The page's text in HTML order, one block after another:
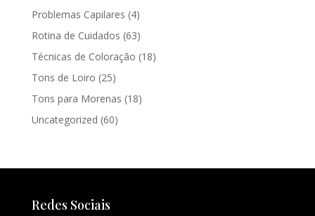
Problemas Capilares (4)
Rotina de Cuidados (63)
Técnicas de Coloração (18)
Tons de Loiro (25)
Tons para Morenas (18)
Uncategorized (60)
Redes Sociais